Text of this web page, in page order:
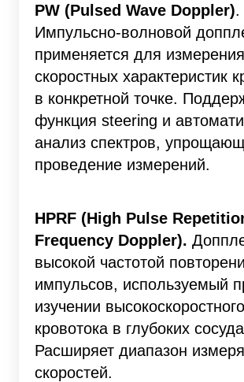
PW (Pulsed Wave Doppler).
Импульсно-волновой
применяется для измерения
скоростных характеристик
в конкретной точке.
функция steering и
анализ спектров,
проведение измерений.
HPRF (High Pulse
Frequency Doppler).
высокой частотой
импульсов, используемый
изучении высокоскоростного
кровотока в глубоких
Расширяет диапазон
скоростей.